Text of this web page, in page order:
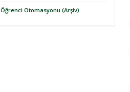
Öğrenci Otomasyonu (Arşiv)